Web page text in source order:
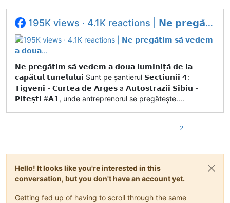
195K views · 4.1K reactions | 𝗡𝗲 𝗽𝗿𝗲𝗴𝗮̆𝘁𝗶𝗺 𝘀𝗮̆ 𝘃𝗲𝗱𝗲𝗺 𝗮 𝗱𝗼𝘂𝗮...
𝗡𝗲 𝗽𝗿𝗲𝗴𝗮̆𝘁𝗶𝗺 𝘀𝗮̆ 𝘃𝗲𝗱𝗲𝗺 𝗮 𝗱𝗼𝘂𝗮 𝗹𝘂𝗺𝗶𝗻𝗶𝘁̦𝗮̆ 𝗱𝗲 𝗹𝗮
𝗰𝗮𝗽𝗮̆𝘁𝘂𝗹 𝘁𝘂𝗻𝗲𝗹𝘂𝗹𝘂𝗶 Sunt pe șantierul 𝗦𝗲𝗰𝘁𝗶𝘂𝗻𝗶𝗶 𝟰:
𝗧𝗶𝗴𝘃𝗲𝗻𝗶 - 𝗖𝘂𝗿𝘁𝗲𝗮 𝗱𝗲 𝗔𝗿𝗴𝗲𝘀 a 𝗔𝘂𝘁𝗼𝘀𝘁𝗿𝗮𝘇𝗶𝗶 𝗦𝗶𝗯𝗶𝘂 -
𝗣𝗶𝘁𝗲𝘀̦𝘁𝗶 #𝗔𝟭, unde antreprenorul se pregătește....
2
Hello! It looks like you're interested in this
conversation, but you don't have an account yet.
Getting fed up of having to scroll through the same